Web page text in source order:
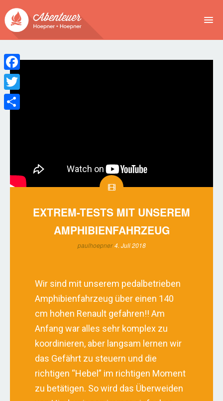
EXTREM-TESTS MIT UNSEREM
AMPHIBIENFAHRZEUG
paulhoepner 4. Juli 2018
Wir sind mit unserem pedalbetrieben
Amphibienfahrzeug über einen 140
cm hohen Renault gefahren!! Am
Anfang war alles sehr komplex zu
koordinieren, aber langsam lernen wir
das Gefährt zu steuern und die
richtigen “Hebel” im richtigen Moment
zu betätigen. So wird das Überweiden
Facebook
Twitter